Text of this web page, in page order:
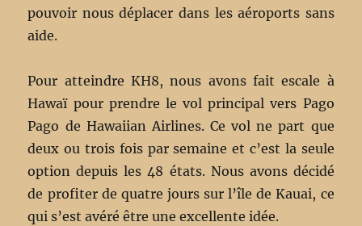
pouvoir nous déplacer dans les aéroports sans
aide.
Pour atteindre KH8, nous avons fait escale à
Hawaï pour prendre le vol principal vers Pago
Pago de Hawaiian Airlines. Ce vol ne part que
deux ou trois fois par semaine et c’est la seule
option depuis les 48 états. Nous avons décidé
de profiter de quatre jours sur l’île de Kauai, ce
qui s’est avéré être une excellente idée.